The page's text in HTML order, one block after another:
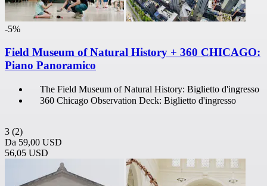
-5%
Field Museum of Natural History + 360 CHICAGO:
Piano Panoramico
The Field Museum of Natural History: Biglietto d'ingresso
360 Chicago Observation Deck: Biglietto d'ingresso
3 (2)
Da 59,00 USD
56,05 USD